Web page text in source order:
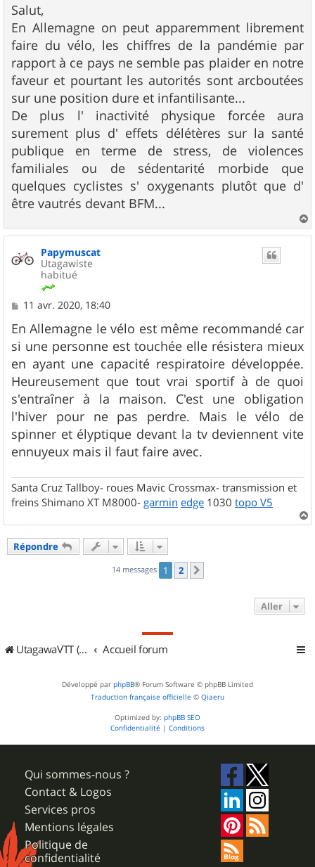
s
s
a
g
e
Salut,
En Allemagne on peut apparemment librement
faire du vélo, les chiffres de la pandémie par
rapport à ce pays ne semble pas plaider en notre
faveur et pourtant les autorités sont arcboutées
sur une position dure et infantilisante...
De plus l' inactivité physique forcée aura
surement plus d' effets délétères sur la santé
publique en terme de stress, de violences
familiales ou de sédentarité morbide que
quelques cyclistes s' oxygenants plutôt que d'
être vautrés devant BFM...
a
Papymuscat
Utagawiste
habitué
M
s
s
a
g
e
11 avr. 2020, 18:40
En Allemagne le vélo est même recommandé car
si une personne est touchée elle résistera mieux
en ayant une capacité respiratoire développée.
Heureusement que tout vrai sportif à de quoi
s'entraîner à la maison. C'est une obligation
l'hiver pour ne pas perdre. Mais le vélo de
spinner et élyptique devant la tv deviennent vite
ennuyeux mais il faut faire avec.
Santa Cruz Tallboy- roues Mavic Crossmax- transmission et
freins Shimano XT M8000- garmin edge 1030 topo V5
a
Répondre
14 messages 1 2
Aller
UtagawaVTT (Randos VTT et VTTAE avec traces GPS) Accueil forum
Développé par phpBB® Forum Software © phpBB Limited
Traduction française officielle © Qiaeru
Optimized by: phpBB SEO
Confidentialité | Conditions
Qui sommes-nous ?
Contact & Logos
Services pros
Mentions légales
Politique de
confidentialité